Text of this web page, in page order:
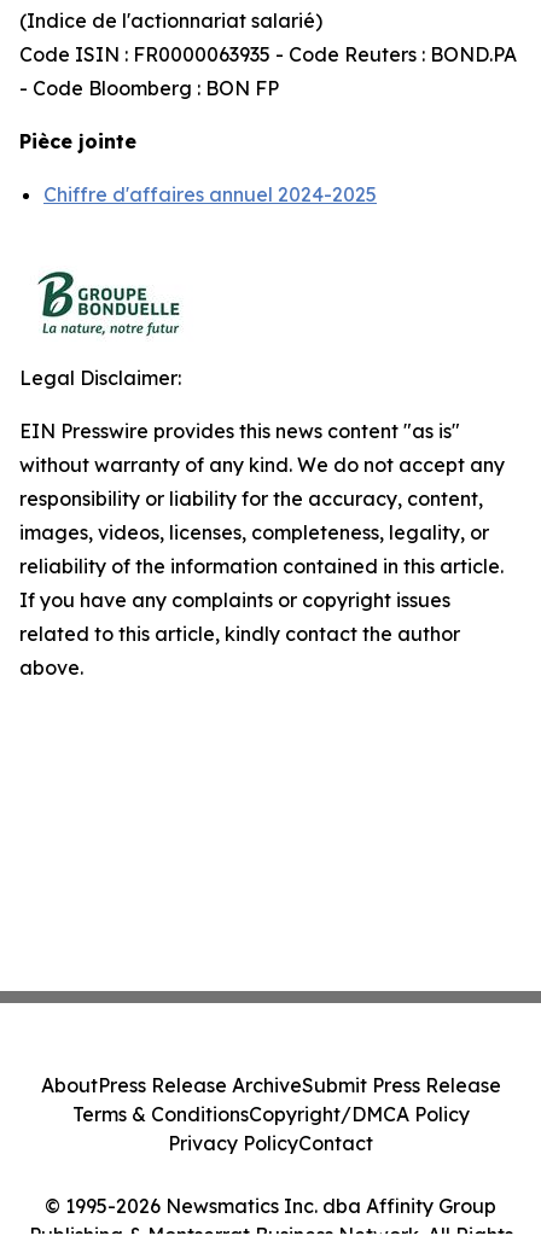
(Indice de l'actionnariat salarié)
Code ISIN : FR0000063935 - Code Reuters : BOND.PA
- Code Bloomberg : BON FP
Pièce jointe
Chiffre d'affaires annuel 2024-2025
Legal Disclaimer:
EIN Presswire provides this news content "as is"
without warranty of any kind. We do not accept any
responsibility or liability for the accuracy, content,
images, videos, licenses, completeness, legality, or
reliability of the information contained in this article.
If you have any complaints or copyright issues
related to this article, kindly contact the author
above.
© 1995-2026 Newsmatics Inc. dba Affinity Group
Publishing & Montserrat Business Network. All Rights
AboutPress Release ArchiveSubmit Press Release
Terms & ConditionsCopyright/DMCA Policy
Privacy PolicyContact